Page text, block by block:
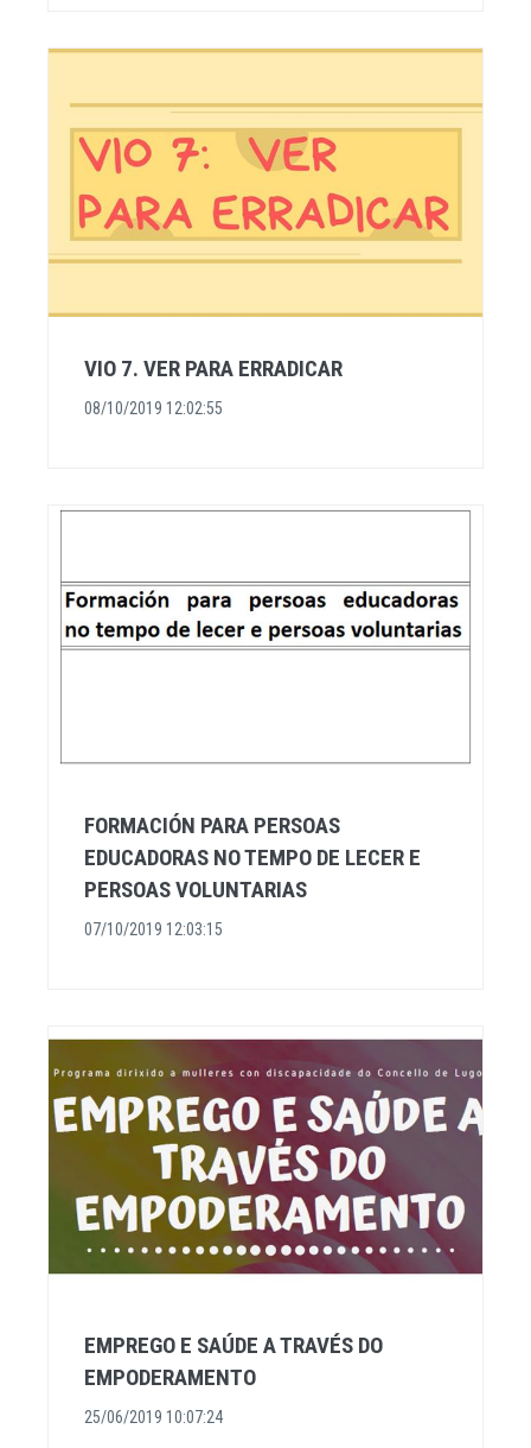
VIO 7. VER PARA ERRADICAR
08/10/2019 12:02:55
FORMACIÓN PARA PERSOAS
EDUCADORAS NO TEMPO DE LECER E
PERSOAS VOLUNTARIAS
07/10/2019 12:03:15
EMPREGO E SAÚDE A TRAVÉS DO
EMPODERAMENTO
25/06/2019 10:07:24